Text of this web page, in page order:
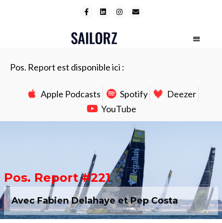
Pos. Report est disponible ici :
Apple Podcasts Spotify
Deezer
YouTube
Pos. Report #221
Avec Fabien Delahaye et Pep Costa